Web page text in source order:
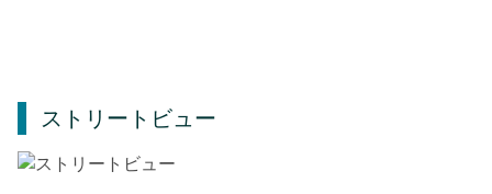
ストリートビュー